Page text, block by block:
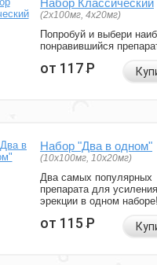
Набор Классический
(2x100мг, 4x20мг)
Попробуй и выбери
понравившийся
от 117Р
Набор "Два в одном"
(10x100мг, 10x20мг)
Два самых популярных
препарата для усиления
эрекции в одном наборе!
от 115Р